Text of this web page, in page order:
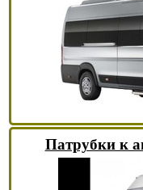
Патрубки к